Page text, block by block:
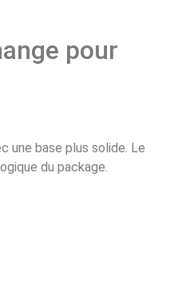
pour
une base plus solide. Le
du package.